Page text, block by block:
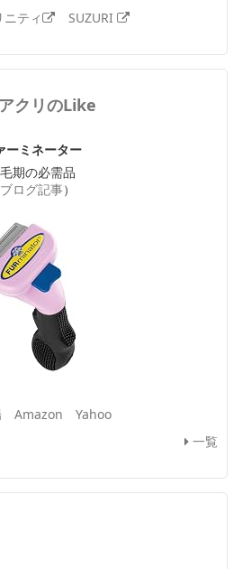
ティ
SUZURI
ーミネーター
期の必需品
ブログ記事）
Amazon
Yahoo
一覧